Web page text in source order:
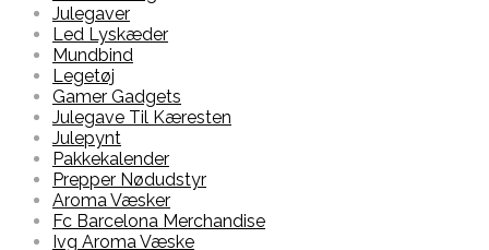
Julegaver
Led Lyskæder
Mundbind
Legetøj
Gamer Gadgets
Julegave Til Kæresten
Julepynt
Pakkekalender
Prepper Nødudstyr
Aroma Væsker
Fc Barcelona Merchandise
Ivg Aroma Væske